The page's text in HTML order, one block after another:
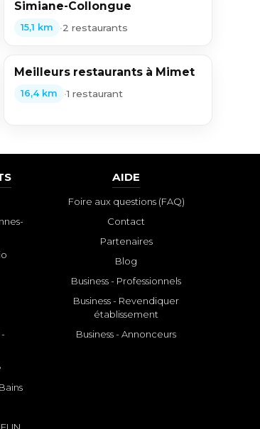
Simiane-Collongue
15,1 km •2 restaurants
Meilleurs restaurants à Mimet
16,4 km •1 restaurant
AIDE
Foire aux questions (FAQ)
Contact
Partenaires
Blog
Business - Professionnels
Business - Revendiquer
établissement
Business - Annonceurs